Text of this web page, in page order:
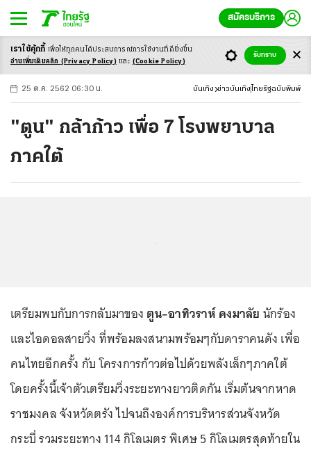
สมัครบริการ
-ก ก ก+
25 ต.ค. 2562 06:30 น. บันเทิง ข่าวบันเทิง ไทยรัฐฉบับพิมพ์
"ตูน" กล้าก้าว เพื่อ 7 โรงพยาบาล
ภาคใต้
เตรียมพบกับการกลับมาของ ตูน–อาทิวราห์ คงมาลัย นักร้อง
และไอดอลสายวิ่ง ที่พร้อมลงสนามพร้อมๆกับดาราคนดัง เพื่อ
คนไทยอีกครั้ง กับ โครงการก้าวต่อไปด้วยพลังเล็กๆภาคใต้
โดยครั้งนี้เจ้าตัวเตรียมวิ่งระยะทางยาวติดกัน เริ่มต้นจากหาด
ราชมงคล จังหวัดตรัง ไปจนถึงองค์การบริหารส่วนจังหวัด
กระบี่ รวมระยะทาง 114 กิโลเมตร พิเศษ 5 กิโลเมตรสุดท้ายใน
เราใช้คุ้กกี้ เพื่อให้ทุกคนได้ประสบการณ์การใช้งานที่ดียิ่งขึ้น
อ่านเพิ่มเติมคลิก (Privacy Policy) และ (Cookie Policy)
รับทราบ